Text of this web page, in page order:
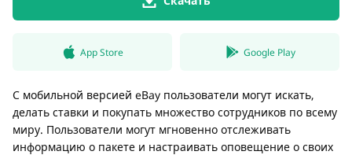
App Store Google Play
С мобильной версией eBay пользователи могут искать,
делать ставки и покупать множество сотрудников по всему
миру. Пользователи могут мгновенно отслеживать
информацию о пакете и настраивать оповещение о своих